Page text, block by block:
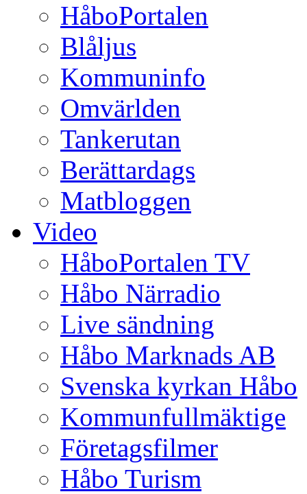
HåboPortalen
Blåljus
Kommuninfo
Omvärlden
Tankerutan
Berättardags
Matbloggen
Video
HåboPortalen TV
Håbo Närradio
Live sändning
Håbo Marknads AB
Svenska kyrkan Håbo
Kommunfullmäktige
Företagsfilmer
Håbo Turism